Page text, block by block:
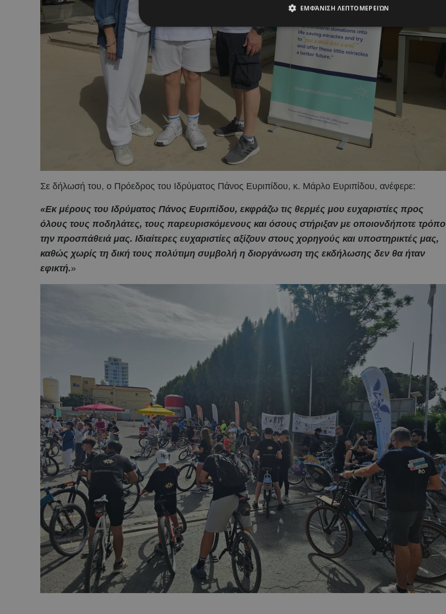
Σε δήλωσή του, ο Πρόεδρος του Ιδρύματος Πάνος Ευριπίδου, κ. Μάρλο Ευριπίδου, ανέφερε:
«Εκ μέρους του Ιδρύματος Πάνος Ευριπίδου, εκφράζω τις θερμές μου ευχαριστίες προς
όλους τους ποδηλάτες, τους παρευρισκόμενους και όσους στήριξαν με οποιονδήποτε τρόπο
την προσπάθειά μας. Ιδιαίτερες ευχαριστίες αξίζουν στους χορηγούς και υποστηρικτές μας,
καθώς χωρίς τη δική τους πολύτιμη συμβολή η διοργάνωση της εκδήλωσης δεν θα ήταν
εφικτή.»
ΕΜΦΆΝΙΣΗ ΛΕΠΤΟΜΕΡΕΙΏΝ